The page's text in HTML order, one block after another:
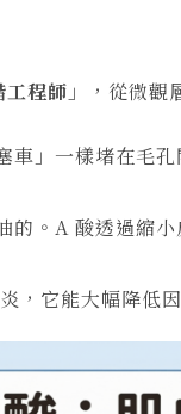
工程師」 ，從微觀
車」一樣堵在毛
的。A 酸透過縮
，它能大幅降低